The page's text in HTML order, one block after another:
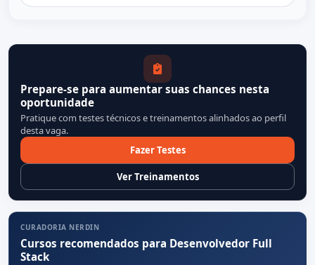
Prepare-se para aumentar suas chances nesta
oportunidade
Pratique com testes técnicos e treinamentos alinhados ao perfil
desta vaga.
Fazer Testes
Ver Treinamentos
CURADORIA NERDIN
Cursos recomendados para Desenvolvedor Full
Stack